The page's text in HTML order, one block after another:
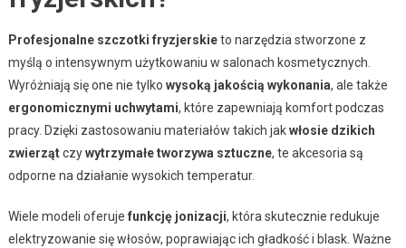
Profesjonalne szczotki fryzjerskieto narzędzia stworzone z
myślą o intensywnym użytkowaniu w salonach kosmetycznych.
Wyróżniają się one nie tylko wysoką jakością wykonania, ale także
ergonomicznymi uchwytami, które zapewniają komfort podczas
pracy. Dzięki zastosowaniu materiałów takich jakwłosie dzikich
zwierzątczywytrzymałe tworzywa sztuczne, te akcesoria są
odporne na działanie wysokich temperatur.
Wiele modeli oferuje funkcję jonizacji, która skutecznie redukuje
elektryzowanie się włosów, poprawiając ich gładkość i blask. Ważne